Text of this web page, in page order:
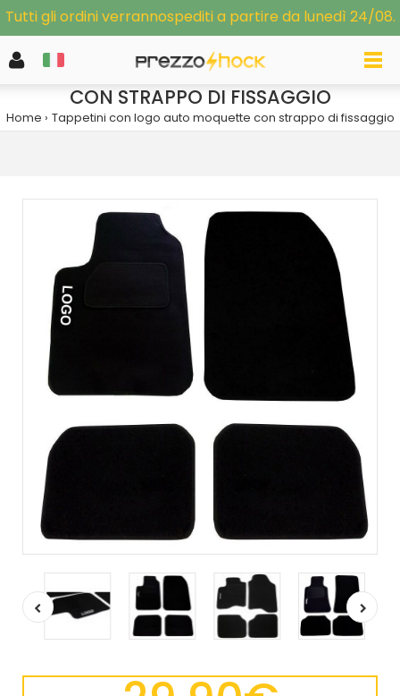
Tutti gli ordini verrannospediti a partire da lunedì 24/08.
TAPPETINI CON LOGO AUTO MOQUETTE
CON STRAPPO DI FISSAGGIO
Home Tappetini con logo auto moquette con strappo di fissaggio